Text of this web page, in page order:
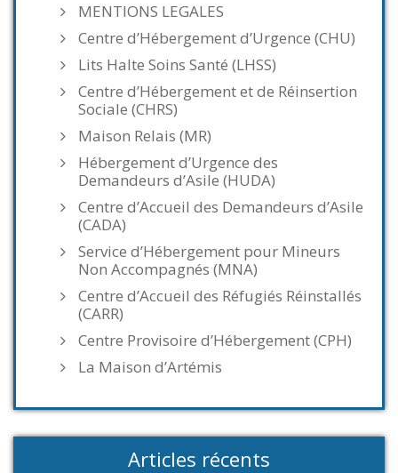
MENTIONS LEGALES
Centre d’Hébergement d’Urgence (CHU)
Lits Halte Soins Santé (LHSS)
Centre d’Hébergement et de Réinsertion
Sociale (CHRS)
Maison Relais (MR)
Hébergement d’Urgence des
Demandeurs d’Asile (HUDA)
Centre d’Accueil des Demandeurs d’Asile
(CADA)
Service d’Hébergement pour Mineurs
Non Accompagnés (MNA)
Centre d’Accueil des Réfugiés Réinstallés
(CARR)
Centre Provisoire d’Hébergement (CPH)
La Maison d’Artémis
Articles récents